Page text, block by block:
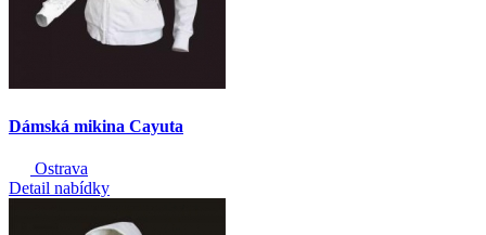
Dámská mikina Cayuta
Ostrava
Detail nabídky